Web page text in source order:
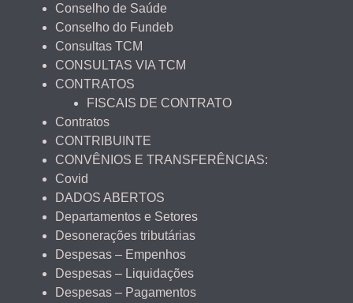
Conselho de Saúde
Conselho do Fundeb
Consultas TCM
CONSULTAS VIA TCM
CONTRATOS
FISCAIS DE CONTRATO
Contratos
CONTRIBUINTE
CONVÊNIOS E TRANSFERÊNCIAS:
Covid
DADOS ABERTOS
Departamentos e Setores
Desonerações tributárias
Despesas – Empenhos
Despesas – Liquidações
Despesas – Pagamentos